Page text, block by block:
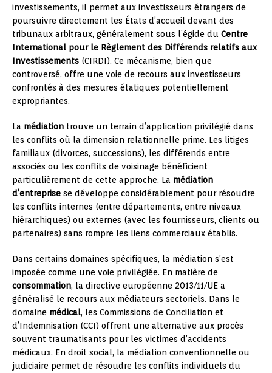
investissements, il permet aux investisseurs étrangers de
poursuivre directement les États d’accueil devant des
tribunaux arbitraux, généralement sous l’égide du Centre
International pour le Règlement des Différends relatifs aux
Investissements (CIRDI). Ce mécanisme, bien que
controversé, offre une voie de recours aux investisseurs
confrontés à des mesures étatiques potentiellement
expropriantes.
La médiation trouve un terrain d’application privilégié dans
les conflits où la dimension relationnelle prime. Les litiges
familiaux (divorces, successions), les différends entre
associés ou les conflits de voisinage bénéficient
particulièrement de cette approche. La médiation
d’entreprise se développe considérablement pour résoudre
les conflits internes (entre départements, entre niveaux
hiérarchiques) ou externes (avec les fournisseurs, clients ou
partenaires) sans rompre les liens commerciaux établis.
Dans certains domaines spécifiques, la médiation s’est
imposée comme une voie privilégiée. En matière de
consommation, la directive européenne 2013/11/UE a
généralisé le recours aux médiateurs sectoriels. Dans le
domaine médical, les Commissions de Conciliation et
d’Indemnisation (CCI) offrent une alternative aux procès
souvent traumatisants pour les victimes d’accidents
médicaux. En droit social, la médiation conventionnelle ou
judiciaire permet de résoudre les conflits individuels du